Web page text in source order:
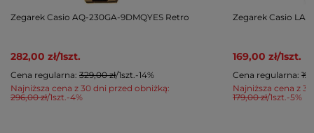
Zegarek Casio AQ-230GA-9DMQYES Retro
282,00 zł/1szt.
Najniższa cena z 30 dni przed obniżką:
296,00 zł/1szt.-4%
Cena regularna: 329,00 zł/1szt.-14%
Zegarek Casio
169,00 zł/1szt.
Najniższa cena z
179,00 zł/1szt.-5%
Cena regularna: